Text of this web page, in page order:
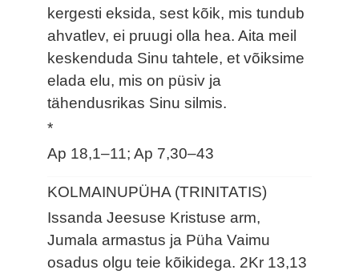
kergesti eksida, sest kõik, mis tundub
ahvatlev, ei pruugi olla hea. Aita meil
keskenduda Sinu tahtele, et võiksime
elada elu, mis on püsiv ja
tähendusrikas Sinu silmis.
*
Ap 18,1–11; Ap 7,30–43
KOLMAINUPÜHA (TRINITATIS)
Issanda Jeesuse Kristuse arm,
Jumala armastus ja Püha Vaimu
osadus olgu teie kõikidega. 2Kr 13,13